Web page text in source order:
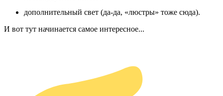
дополнительный свет (да-да, «люстры» тоже сюда).
И вот тут начинается самое интересное...